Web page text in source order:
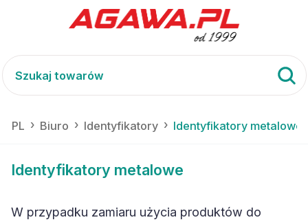
Biuro Identyfikatory Identyfikatory metalowe
Identyfikatory metalowe
W przypadku zamiaru użycia produktów do